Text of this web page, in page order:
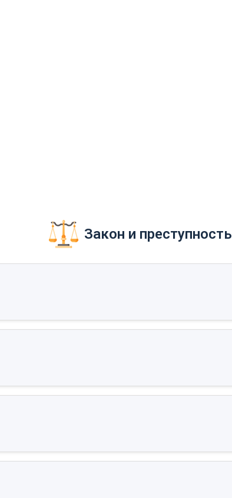
Закон и преступность